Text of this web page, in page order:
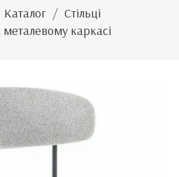
Каталог
Стільці
металевому каркасі